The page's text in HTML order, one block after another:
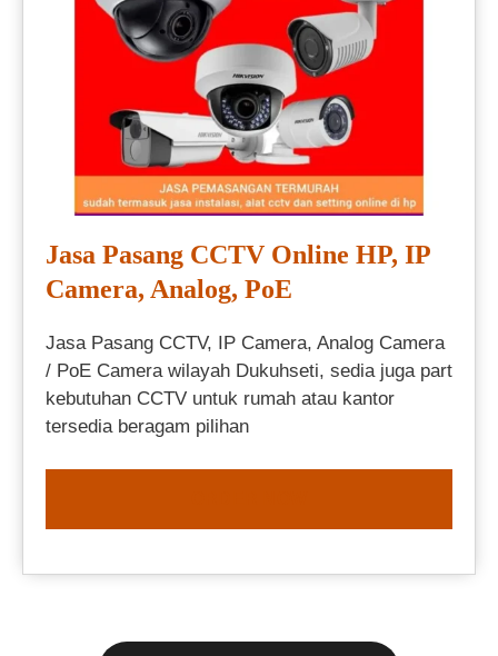
Jasa Pasang CCTV Online HP, IP
Camera, Analog, PoE
Jasa Pasang CCTV, IP Camera, Analog Camera
/ PoE Camera wilayah Dukuhseti, sedia juga part
kebutuhan CCTV untuk rumah atau kantor
tersedia beragam pilihan